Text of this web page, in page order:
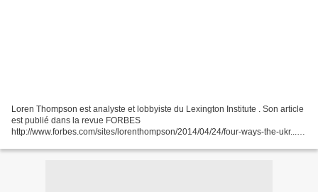
Loren Thompson est analyste et lobbyiste du Lexington Institute . Son article
est publié dans la revue FORBES
http://www.forbes.com/sites/lorenthompson/2014/04/24/four-ways-the-ukr...
ukrainienne-pourrait-degenerer-en-guerre-nucleaire-de-quatre-manieres-